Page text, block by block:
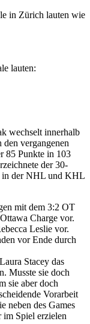
in Zürich lauten wie
lauten:
wechselt innerhalb
vergangenen
85 Punkte in 103
der 30-
in der NHL und KHL
mit dem 3:2 OT
Charge vor.
Leslie vor.
vor Ende durch
Stacey das
Musste sie doch
sie aber doch
Vorarbeit
neben des Games
Spiel erzielen